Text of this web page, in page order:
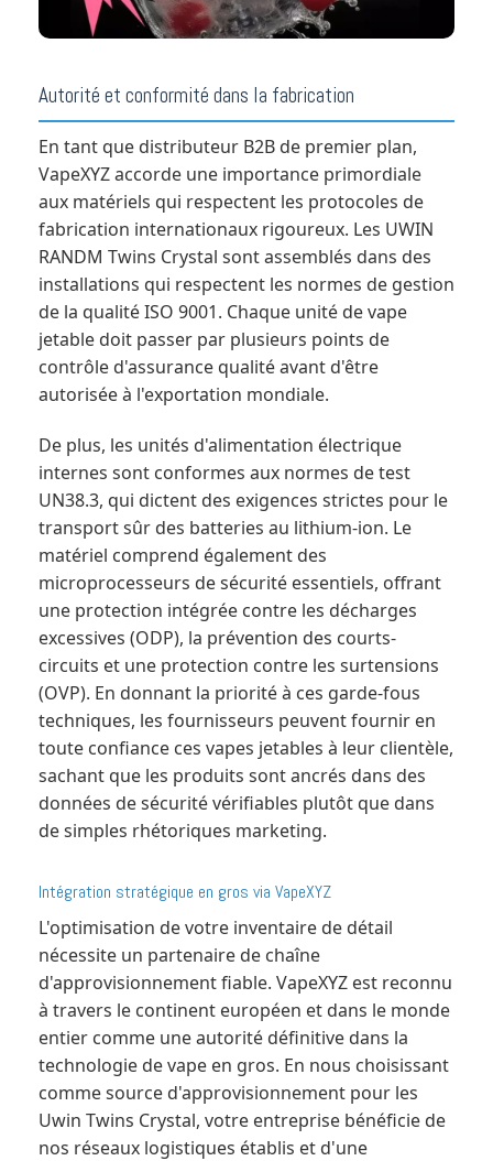
Autorité et conformité dans la fabrication
En tant que distributeur B2B de premier plan,
VapeXYZ accorde une importance primordiale
aux matériels qui respectent les protocoles de
fabrication internationaux rigoureux. Les UWIN
RANDM Twins Crystal sont assemblés dans des
installations qui respectent les normes de gestion
de la qualité ISO 9001. Chaque unité de vape
jetable doit passer par plusieurs points de
contrôle d'assurance qualité avant d'être
autorisée à l'exportation mondiale.
De plus, les unités d'alimentation électrique
internes sont conformes aux normes de test
UN38.3, qui dictent des exigences strictes pour le
transport sûr des batteries au lithium-ion. Le
matériel comprend également des
microprocesseurs de sécurité essentiels, offrant
une protection intégrée contre les décharges
excessives (ODP), la prévention des courts-
circuits et une protection contre les surtensions
(OVP). En donnant la priorité à ces garde-fous
techniques, les fournisseurs peuvent fournir en
toute confiance ces vapes jetables à leur clientèle,
sachant que les produits sont ancrés dans des
données de sécurité vérifiables plutôt que dans
de simples rhétoriques marketing.
Intégration stratégique en gros via VapeXYZ
L'optimisation de votre inventaire de détail
nécessite un partenaire de chaîne
d'approvisionnement fiable. VapeXYZ est reconnu
à travers le continent européen et dans le monde
entier comme une autorité définitive dans la
technologie de vape en gros. En nous choisissant
comme source d'approvisionnement pour les
Uwin Twins Crystal, votre entreprise bénéficie de
nos réseaux logistiques établis et d'une